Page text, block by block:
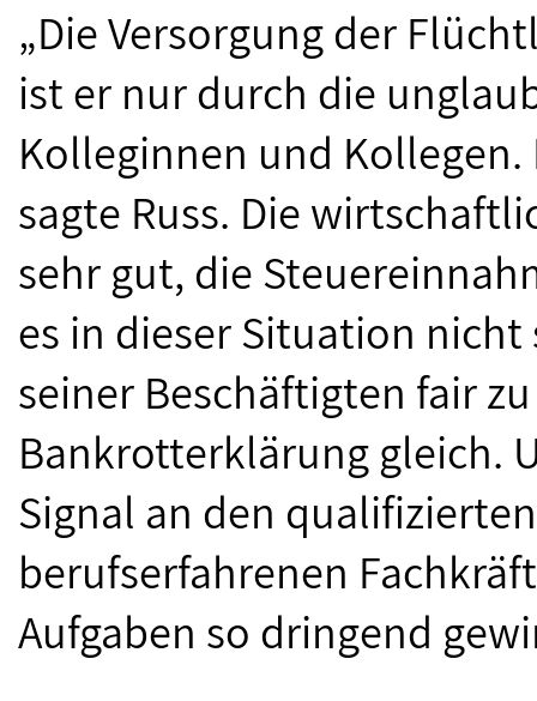
„Die Versorgung der
ist er nur durch die
Kolleginnen und Kollegen.
sagte Russ. Die
sehr gut, die
es in dieser Situation
seiner Beschäftigten fair
Bankrotterklärung gleich.
Signal an den
berufserfahrenen
Aufgaben so dringend